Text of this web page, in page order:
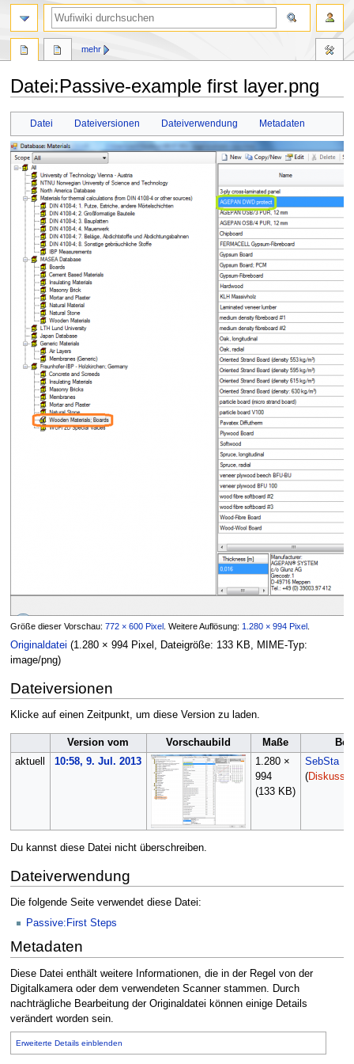
Datei:Passive-example first layer.png
springen
springen
Datei Dateiversionen Dateiverwendung Metadaten
Größe dieser Vorschau: 772 × 600 Pixel. Weitere Auflösung: 1.280 × 994 Pixel.
Originaldatei (1.280 × 994 Pixel, Dateigröße: 133 KB, MIME-Typ:
image/png)
Dateiversionen
Klicke auf einen Zeitpunkt, um diese Version zu laden.
Version vom Vorschaubild Maße
aktuell
10:58, 9. Jul. 2013
1.280 ×
994
(133 KB)
SebSta
(
Du kannst diese Datei nicht überschreiben.
Dateiverwendung
Die folgende Seite verwendet diese Datei:
Passive:First Steps
Metadaten
Diese Datei enthält weitere Informationen, die in der Regel von der
Digitalkamera oder dem verwendeten Scanner stammen. Durch
nachträgliche Bearbeitung der Originaldatei können einige Details
verändert worden sein.
Erweiterte Details einblenden
mehr
Suche